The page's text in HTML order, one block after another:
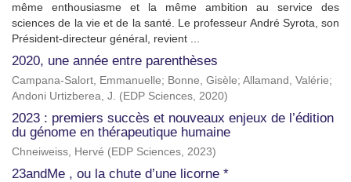
même enthousiasme et la même ambition au service des
sciences de la vie et de la santé. Le professeur André Syrota, son
Président-directeur général, revient ...
2020, une année entre parenthèses
Campana-Salort, Emmanuelle; Bonne, Gisèle; Allamand, Valérie;
Andoni Urtizberea, J. (EDP Sciences, 2020)
2023 : premiers succès et nouveaux enjeux de l’édition
du génome en thérapeutique humaine
Chneiweiss, Hervé (EDP Sciences, 2023)
23andMe , ou la chute d’une licorne *